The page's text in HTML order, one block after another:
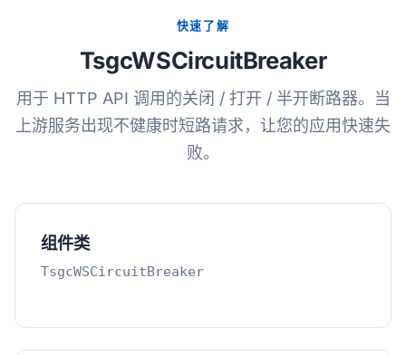
快速了解
TsgcWSCircuitBreaker
用于 HTTP API 调用的关闭 / 打开 / 半开断路器。当
上游服务出现不健康时短路请求，让您的应用快速失
败。
组件类
TsgcWSCircuitBreaker